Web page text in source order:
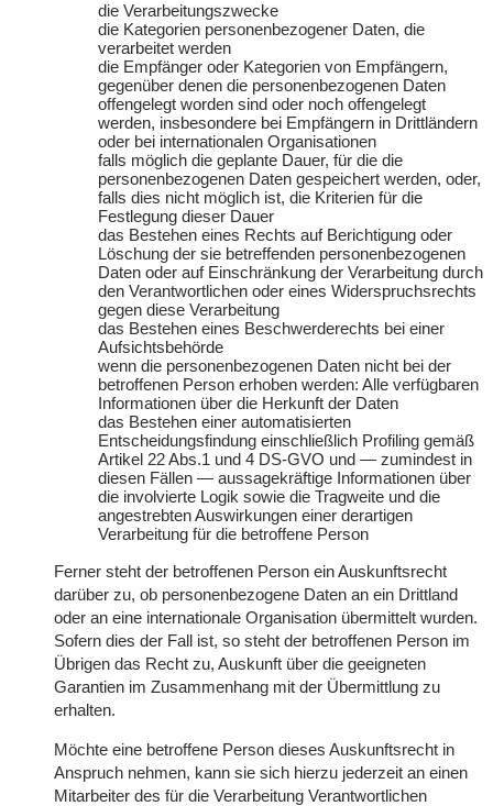
die Verarbeitungszwecke
die Kategorien personenbezogener Daten, die
verarbeitet werden
die Empfänger oder Kategorien von Empfängern,
gegenüber denen die personenbezogenen Daten
offengelegt worden sind oder noch offengelegt
werden, insbesondere bei Empfängern in Drittländern
oder bei internationalen Organisationen
falls möglich die geplante Dauer, für die die
personenbezogenen Daten gespeichert werden, oder,
falls dies nicht möglich ist, die Kriterien für die
Festlegung dieser Dauer
das Bestehen eines Rechts auf Berichtigung oder
Löschung der sie betreffenden personenbezogenen
Daten oder auf Einschränkung der Verarbeitung durch
den Verantwortlichen oder eines Widerspruchsrechts
gegen diese Verarbeitung
das Bestehen eines Beschwerderechts bei einer
Aufsichtsbehörde
wenn die personenbezogenen Daten nicht bei der
betroffenen Person erhoben werden: Alle verfügbaren
Informationen über die Herkunft der Daten
das Bestehen einer automatisierten
Entscheidungsfindung einschließlich Profiling gemäß
Artikel 22 Abs.1 und 4 DS-GVO und — zumindest in
diesen Fällen — aussagekräftige Informationen über
die involvierte Logik sowie die Tragweite und die
angestrebten Auswirkungen einer derartigen
Verarbeitung für die betroffene Person
Ferner steht der betroffenen Person ein Auskunftsrecht
darüber zu, ob personenbezogene Daten an ein Drittland
oder an eine internationale Organisation übermittelt wurden.
Sofern dies der Fall ist, so steht der betroffenen Person im
Übrigen das Recht zu, Auskunft über die geeigneten
Garantien im Zusammenhang mit der Übermittlung zu
erhalten.
Möchte eine betroffene Person dieses Auskunftsrecht in
Anspruch nehmen, kann sie sich hierzu jederzeit an einen
Mitarbeiter des für die Verarbeitung Verantwortlichen